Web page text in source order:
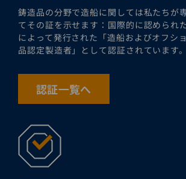
鋳造品の分野で造船に関しては私たちが
てその証を示せます：国際的に認められ
によって発行された「造船およびオフシ
品認定製造者」として認証されています。
認証一覧へ